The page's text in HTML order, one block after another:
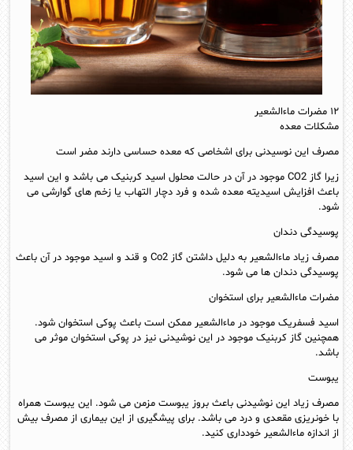
۱۲ مضرات ماءالشعیر
مشکلات معده
مصرف این نوسیدنی برای اشخاصی که معده حساسی دارند مضر است
زیرا گاز CO2 موجود در آن در حالت محلول اسید کربنیک می باشد و این اسید
باعث افزایش اسیدیته معده شده و فرد دچار التهاب یا زخم های گوارشی می
شود.
پوسیدگی دندان
مصرف زیاد ماءالشعیر به دلیل داشتن گاز Co2 و قند و اسید موجود در آن باعث
پوسیدگی دندان ها می شود.
مضرات ماءالشعیر برای استخوان
اسید فسفریک موجود در ماءالشعیر ممکن است باعث پوکی استخوان شود.
همچنین گاز کربنیک موجود در این نوشیدنی نیز در پوکی استخوان موثر می
باشد.
یبوست
مصرف زیاد این نوشیدنی باعث بروز یبوست مزمن می شود. این یبوست همراه
با خونریزی مقعدی و درد می باشد. برای پیشگیری از این بیماری از مصرف بیش
از اندازه ماءالشعیر خودداری کنید.